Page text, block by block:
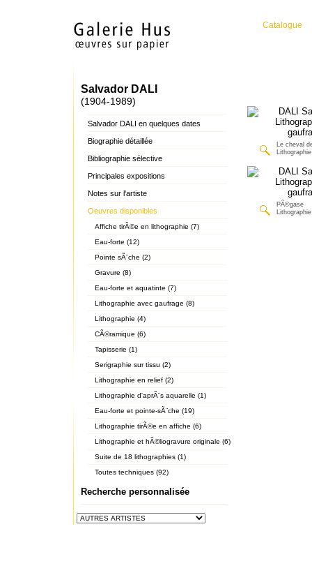
Catalogue
Salvador DALI
(1904-1989)
Salvador DALI en quelques dates
Biographie détaillée
Bibliographie sélective
Principales expositions
Notes sur l'artiste
Oeuvres disponibles
Affiche tirÃ©e en lithographie (7)
Eau-forte (12)
Pointe sÃ¨che (2)
Gravure (8)
Eau-forte et aquatinte (7)
Lithographie avec gaufrage (8)
Lithographie (4)
CÃ©ramique (6)
Tapisserie (1)
Serigraphie sur tissu (2)
Lithographie en relief (2)
Lithographie d'aprÃ¨s aquarelle (1)
Eau-forte et pointe-sÃ¨che (19)
Lithographie tirÃ©e en affiche (6)
Lithographie et hÃ©liogravure originale (6)
Suite de 18 lithographies (1)
Toutes techniques (92)
Recherche personnalisée
Le cheval
PÃ©gase